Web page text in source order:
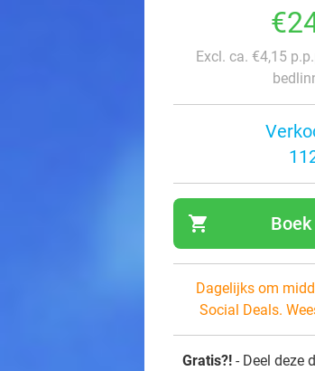
Excl. ca. €4,15
shopping_cart Boek
Dagelijks om
Social Deals.
Gratis?! - Deel deze